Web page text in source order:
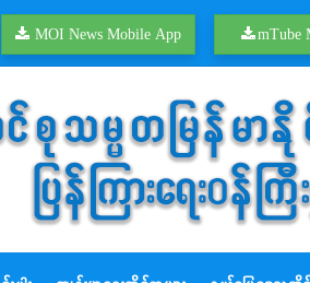
MOI News Mobile App mTube